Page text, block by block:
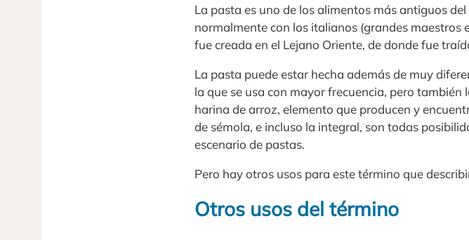
La pasta es uno de los alimentos más antiguos
normalmente con los italianos (grandes maestros
fue creada en el Lejano Oriente, de donde fue
La pasta puede estar hecha además de muy
la que se usa con mayor frecuencia, pero
harina de arroz, elemento que producen y
de sémola, e incluso la integral, son todas
escenario de pastas.
Pero hay otros usos para este término que
Otros usos del término